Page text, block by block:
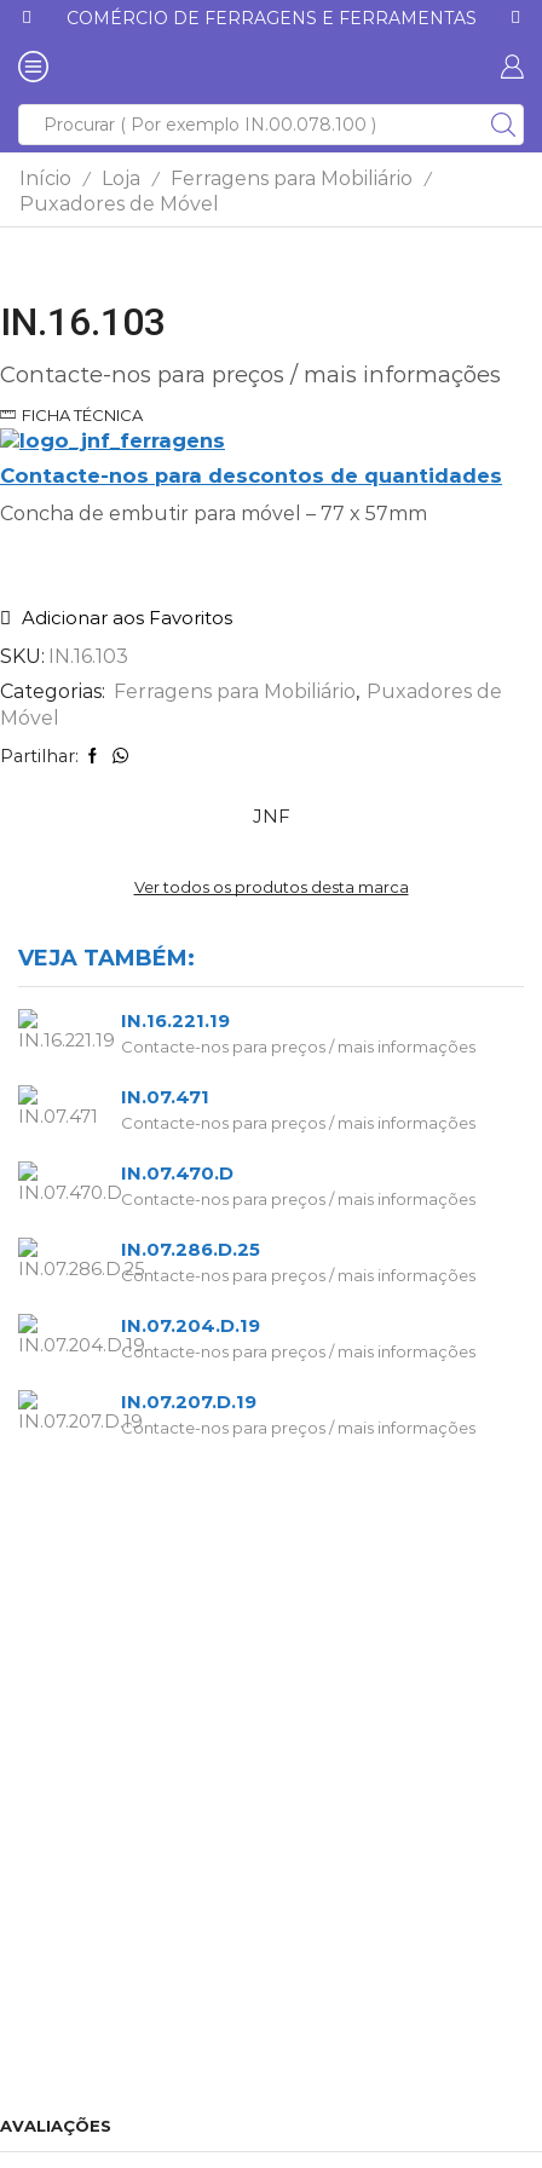
COMÉRCIO DE FERRAGENS E FERRAMENTAS
Início / Loja / Ferragens para Mobiliário /
Puxadores de Móvel
IN.16.103
Contacte-nos para preços / mais informações
FICHA TÉCNICA
Contacte-nos para descontos de quantidades
Concha de embutir para móvel – 77 x 57mm
Adicionar aos Favoritos
SKU: IN.16.103
Categorias: Ferragens para Mobiliário, Puxadores de
Móvel
Partilhar:
JNF
Ver todos os produtos desta marca
VEJA TAMBÉM:
IN.16.221.19
Contacte-nos para preços / mais informações
IN.07.471
Contacte-nos para preços / mais informações
IN.07.470.D
Contacte-nos para preços / mais informações
IN.07.286.D.25
Contacte-nos para preços / mais informações
IN.07.204.D.19
Contacte-nos para preços / mais informações
IN.07.207.D.19
Contacte-nos para preços / mais informações
AVALIAÇÕES